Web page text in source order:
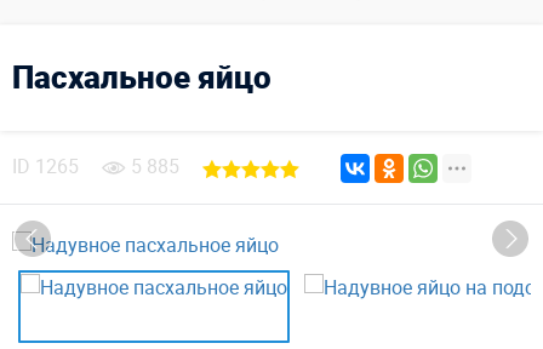
Пасхальное яйцо
ID 1265 5 885